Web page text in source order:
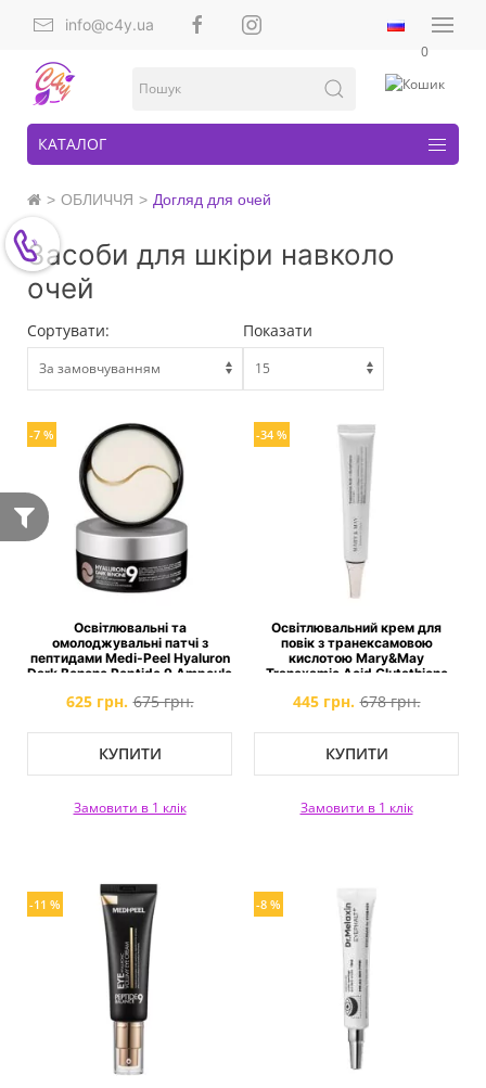
info@c4y.ua
0
КАТАЛОГ
ОБЛИЧЧЯ Догляд для очей
Засоби для шкіри навколо
очей
Сортувати: Показати
-7 %
Освітлювальні та
омолоджувальні патчі з
пептидами Medi-Peel Hyaluron
Dark Benone Peptide 9 Ampoule
625 грн. 675 грн.
КУПИТИ
Замовити в 1 клік
-34 %
Освітлювальний крем для
повік з транексамовою
кислотою Mary&May
Tranexamic Acid Glutathione
445 грн. 678 грн.
КУПИТИ
Замовити в 1 клік
-11 % -8 %